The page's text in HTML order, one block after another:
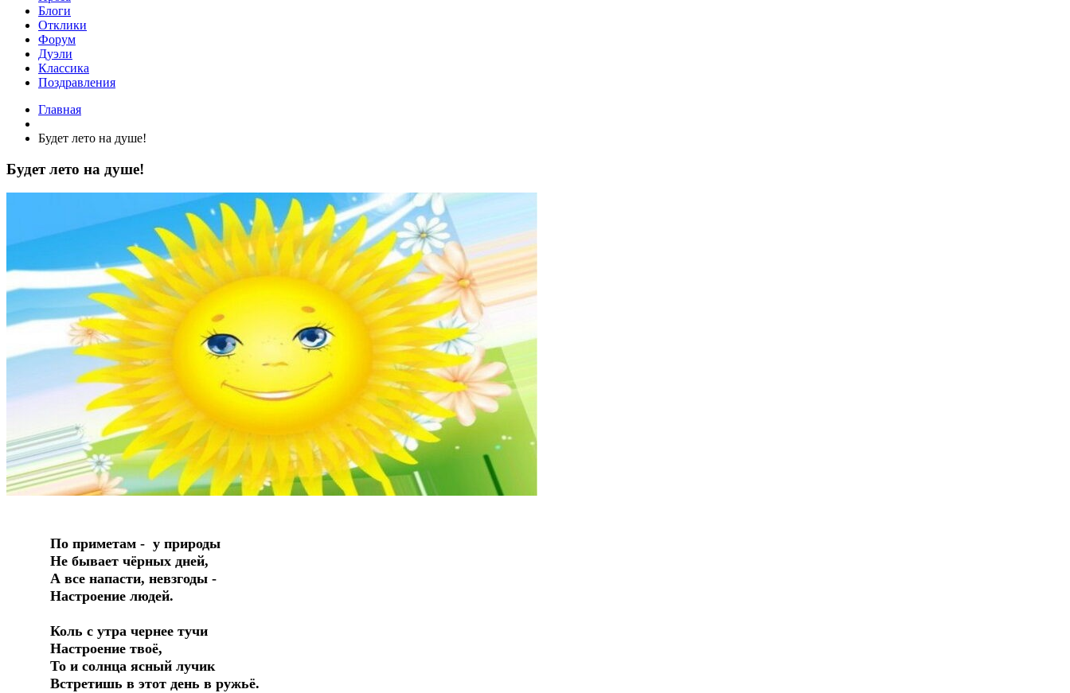
Блоги
Отклики
Форум
Дуэли
Классика
Поздравления
Главная
Будет лето на душе!
Будет лето на душе!
По приметам - у природы
Не бывает чёрных дней,
А все напасти, невзгоды -
Настроение людей.
Коль с утра чернее тучи
Настроение твоё,
То и солнца ясный лучик
Встретишь в этот день в ружьё.